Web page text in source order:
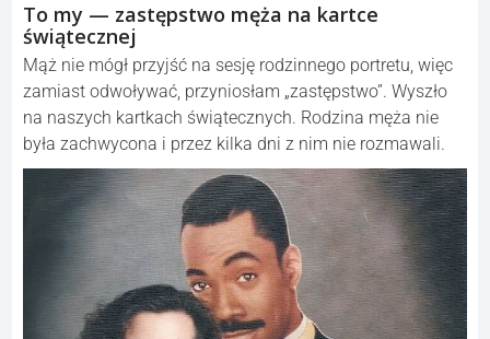
To my — zastępstwo męża na kartce
świątecznej
Mąż nie mógł przyjść na sesję rodzinnego portretu, więc
zamiast odwoływać, przyniosłam „zastępstwo”. Wyszło
na naszych kartkach świątecznych. Rodzina męża nie
była zachwycona i przez kilka dni z nim nie rozmawali.